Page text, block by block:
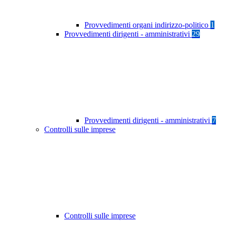
Provvedimenti organi indirizzo-politico 1
Provvedimenti dirigenti - amministrativi 29
Provvedimenti dirigenti - amministrativi 7
Controlli sulle imprese
Controlli sulle imprese